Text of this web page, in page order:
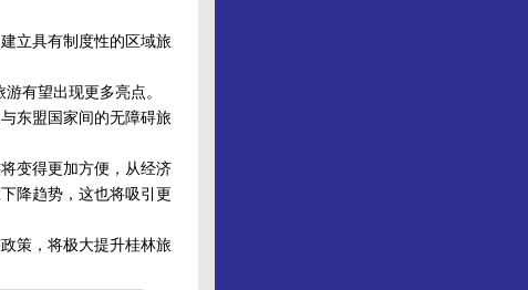
立具有制度性的区域旅
有望出现更多亮点。
东盟国家间的无障碍旅
变得更加方便，从经济
降趋势，这也将吸引更
策，将极大提升桂林旅